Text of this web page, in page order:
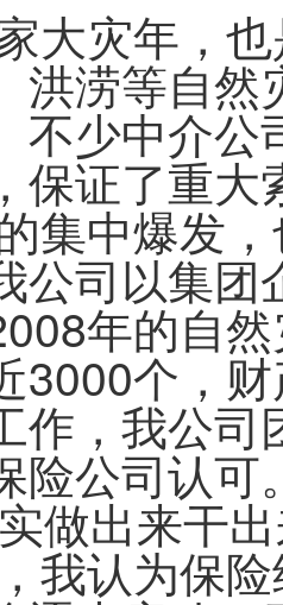
大灾年，
洪涝等自
不少中介公
保证了重
集中爆发
公司以集
年的自
3000个，
作，我公
险公司认可
做出来干
我认为保